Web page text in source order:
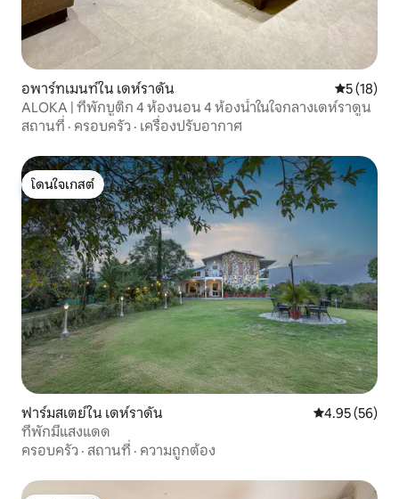
อพาร์ทเมนท์ใน เดห์ราดัน คะแนนเฉลี่
5 (18)
ALOKA | ที่พักบูติก 4 ห้องนอน 4 ห้องน้ำในใจกลางเดห์ราดูน
สถานที่ · ครอบครัว · เครื่องปรับอากาศ
โดนใจเกสต์
โดนใจเกสต์
ฟาร์มสเตย์ใน เดห์ราดัน คะแนนเฉลี่ย
4.95 (56)
ที่พักมีแสงแดด
ครอบครัว · สถานที่ · ความถูกต้อง